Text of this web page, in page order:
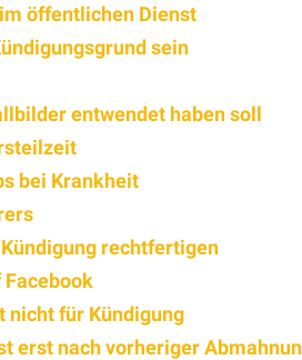
öffentlichen Dienst
sein
entwendet haben soll
bei Krankheit
rechtfertigen
nicht für Kündigung
erst nach vorheriger